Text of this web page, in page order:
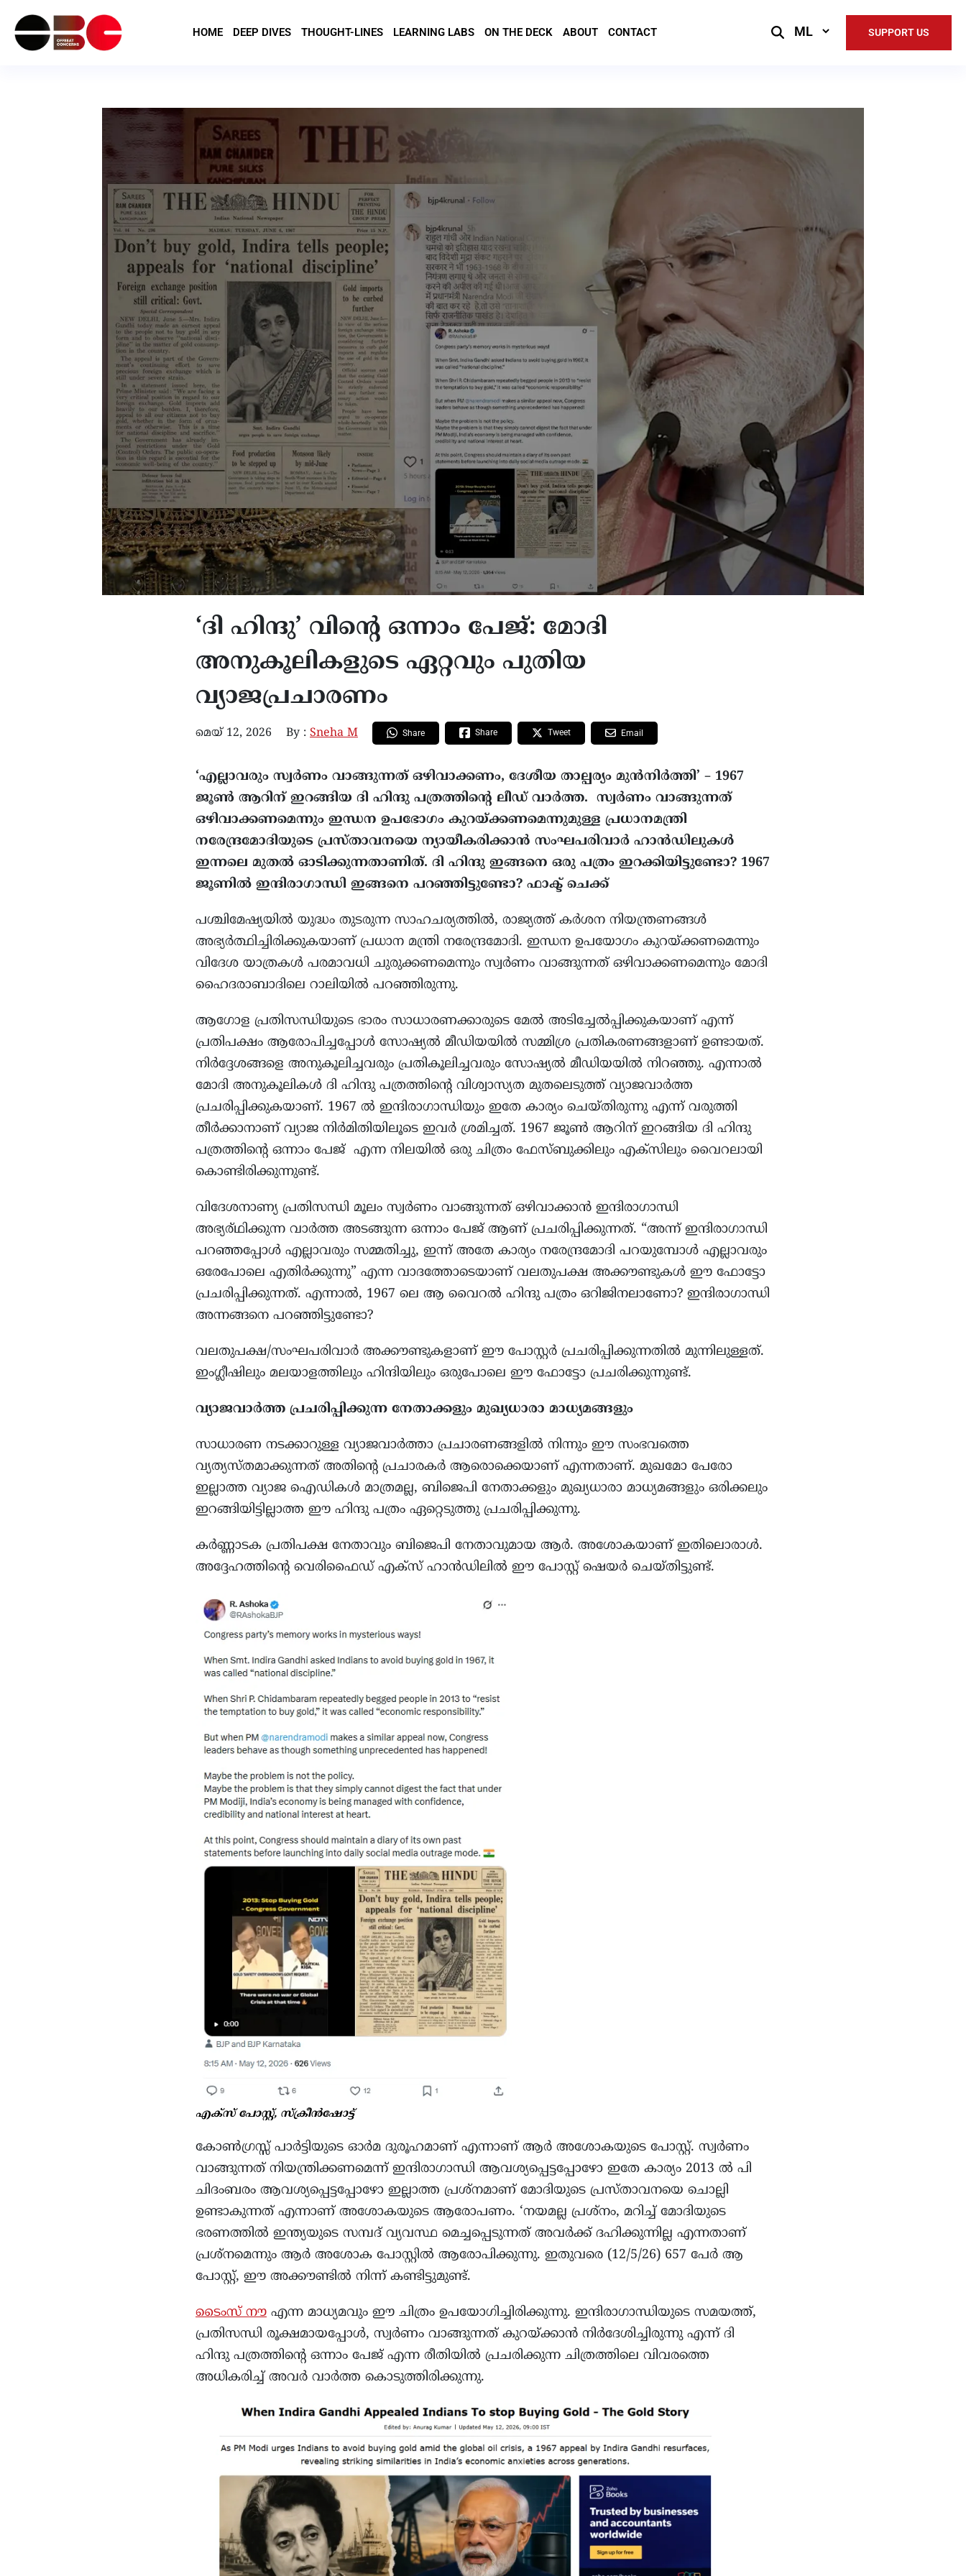
HOME DEEP DIVES THOUGHT-LINES LEARNING LABS ON THE DECK ABOUT CONTACT
Select
SUPPORT US
‘ദി ഹിന്ദു’ വിന്റെ ഒന്നാം പേജ്: മോദി
അനുകൂലികളുടെ ഏറ്റവും പുതിയ
വ്യാജപ്രചാരണം
മെയ്‌ 12, 2026 By : Sneha M Share Share Tweet Email
‘എല്ലാവരും സ്വർണം വാങ്ങുന്നത് ഒഴിവാക്കണം, ദേശീയ താല്പര്യം മുൻനിർത്തി’ – 1967
ജൂൺ ആറിന് ഇറങ്ങിയ ദി ഹിന്ദു പത്രത്തിന്റെ ലീഡ് വാർത്ത. സ്വർണം വാങ്ങുന്നത്
ഒഴിവാക്കണമെന്നും ഇന്ധന ഉപഭോഗം കുറയ്ക്കണമെന്നുമുള്ള പ്രധാനമന്ത്രി
നരേന്ദ്രമോദിയുടെ പ്രസ്താവനയെ ന്യായീകരിക്കാൻ സംഘപരിവാർ ഹാൻഡിലുകൾ
ഇന്നലെ മുതൽ ഓടിക്കുന്നതാണിത്. ദി ഹിന്ദു ഇങ്ങനെ ഒരു പത്രം ഇറക്കിയിട്ടുണ്ടോ? 1967
ജൂണിൽ ഇന്ദിരാഗാന്ധി ഇങ്ങനെ പറഞ്ഞിട്ടുണ്ടോ? ഫാക്ട് ചെക്ക്
പശ്ചിമേഷ്യയിൽ യുദ്ധം തുടരുന്ന സാഹചര്യത്തിൽ, രാജ്യത്ത് കർശന നിയന്ത്രണങ്ങൾ
അഭ്യർത്ഥിച്ചിരിക്കുകയാണ് പ്രധാന മന്ത്രി നരേന്ദ്രമോദി. ഇന്ധന ഉപയോഗം കുറയ്ക്കണമെന്നും
വിദേശ യാത്രകൾ പരമാവധി ചുരുക്കണമെന്നും സ്വർണം വാങ്ങുന്നത് ഒഴിവാക്കണമെന്നും മോദി
ഹൈദരാബാദിലെ റാലിയിൽ പറഞ്ഞിരുന്നു.
ആഗോള പ്രതിസന്ധിയുടെ ഭാരം സാധാരണക്കാരുടെ മേൽ അടിച്ചേൽപ്പിക്കുകയാണ് എന്ന്
പ്രതിപക്ഷം ആരോപിച്ചപ്പോൾ സോഷ്യൽ മീഡിയയിൽ സമ്മിശ്ര പ്രതികരണങ്ങളാണ് ഉണ്ടായത്.
നിർദ്ദേശങ്ങളെ അനുകൂലിച്ചവരും പ്രതികൂലിച്ചവരും സോഷ്യൽ മീഡിയയിൽ നിറഞ്ഞു. എന്നാൽ
മോദി അനുകൂലികൾ ദി ഹിന്ദു പത്രത്തിന്റെ വിശ്വാസ്യത മുതലെടുത്ത് വ്യാജവാർത്ത
പ്രചരിപ്പിക്കുകയാണ്. 1967 ൽ ഇന്ദിരാഗാന്ധിയും ഇതേ കാര്യം ചെയ്തിരുന്നു എന്ന് വരുത്തി
തീർക്കാനാണ് വ്യാജ നിർമിതിയിലൂടെ ഇവർ ശ്രമിച്ചത്. 1967 ജൂൺ ആറിന് ഇറങ്ങിയ ദി ഹിന്ദു
പത്രത്തിൻ്റെ ഒന്നാം പേജ് എന്ന നിലയിൽ ഒരു ചിത്രം ഫേസ്ബുക്കിലും എക്സിലും വൈറലായി
കൊണ്ടിരിക്കുന്നുണ്ട്.
വിദേശനാണ്യ പ്രതിസന്ധി മൂലം സ്വർണം വാങ്ങുന്നത് ഒഴിവാക്കാൻ ഇന്ദിരാഗാന്ധി
അഭ്യര്ഥിക്കുന്ന വാർത്ത അടങ്ങുന്ന ഒന്നാം പേജ് ആണ് പ്രചരിപ്പിക്കുന്നത്. “അന്ന് ഇന്ദിരാഗാന്ധി
പറഞ്ഞപ്പോൾ എല്ലാവരും സമ്മതിച്ചു, ഇന്ന് അതേ കാര്യം നരേന്ദ്രമോദി പറയുമ്പോൾ എല്ലാവരും
ഒരേപോലെ എതിർക്കുന്നു” എന്ന വാദത്തോടെയാണ് വലതുപക്ഷ അക്കൗണ്ടുകൾ ഈ ഫോട്ടോ
പ്രചരിപ്പിക്കുന്നത്. എന്നാൽ, 1967 ലെ ആ വൈറൽ ഹിന്ദു പത്രം ഒറിജിനലാണോ? ഇന്ദിരാഗാന്ധി
അന്നങ്ങനെ പറഞ്ഞിട്ടുണ്ടോ?
വലതുപക്ഷ/സംഘപരിവാർ അക്കൗണ്ടുകളാണ് ഈ പോസ്റ്റർ പ്രചരിപ്പിക്കുന്നതിൽ മുന്നിലുള്ളത്.
ഇംഗ്ലീഷിലും മലയാളത്തിലും ഹിന്ദിയിലും ഒരുപോലെ ഈ ഫോട്ടോ പ്രചരിക്കുന്നുണ്ട്.
വ്യാജവാർത്ത പ്രചരിപ്പിക്കുന്ന നേതാക്കളും മുഖ്യധാരാ മാധ്യമങ്ങളും
സാധാരണ നടക്കാറുള്ള വ്യാജവാർത്താ പ്രചാരണങ്ങളിൽ നിന്നും ഈ സംഭവത്തെ
വ്യത്യസ്തമാക്കുന്നത് അതിന്റെ പ്രചാരകർ ആരൊക്കെയാണ് എന്നതാണ്. മുഖമോ പേരോ
ഇല്ലാത്ത വ്യാജ ഐഡികൾ മാത്രമല്ല, ബിജെപി നേതാക്കളും മുഖ്യധാരാ മാധ്യമങ്ങളും ഒരിക്കലും
ഇറങ്ങിയിട്ടില്ലാത്ത ഈ ഹിന്ദു പത്രം ഏറ്റെടുത്തു പ്രചരിപ്പിക്കുന്നു.
കർണ്ണാടക പ്രതിപക്ഷ നേതാവും ബിജെപി നേതാവുമായ ആർ. അശോകയാണ് ഇതിലൊരാൾ.
അദ്ദേഹത്തിന്റെ വെരിഫൈഡ് എക്സ് ഹാൻഡിലിൽ ഈ പോസ്റ്റ് ഷെയർ ചെയ്തിട്ടുണ്ട്.
എക്സ് പോസ്റ്റ്, സ്ക്രീൻഷോട്ട്
കോൺഗ്രസ്സ് പാർട്ടിയുടെ ഓർമ ദുരൂഹമാണ് എന്നാണ് ആർ അശോകയുടെ പോസ്റ്റ്. സ്വർണം
വാങ്ങുന്നത് നിയന്ത്രിക്കണമെന്ന് ഇന്ദിരാഗാന്ധി ആവശ്യപ്പെട്ടപ്പോഴോ ഇതേ കാര്യം 2013 ൽ പി
ചിദംബരം ആവശ്യപ്പെട്ടപ്പോഴോ ഇല്ലാത്ത പ്രശ്നമാണ് മോദിയുടെ പ്രസ്താവനയെ ചൊല്ലി
ഉണ്ടാകുന്നത് എന്നാണ് അശോകയുടെ ആരോപണം. ‘നയമല്ല പ്രശ്നം, മറിച്ച് മോദിയുടെ
ഭരണത്തിൽ ഇന്ത്യയുടെ സമ്പദ് വ്യവസ്ഥ മെച്ചപ്പെടുന്നത് അവർക്ക് ദഹിക്കുന്നില്ല എന്നതാണ്
പ്രശ്നമെന്നും ആർ അശോക പോസ്റ്റിൽ ആരോപിക്കുന്നു. ഇതുവരെ (12/5/26) 657 പേർ ആ
പോസ്റ്റ്, ഈ അക്കൗണ്ടിൽ നിന്ന് കണ്ടിട്ടുമുണ്ട്.
ടൈംസ് നൗ എന്ന മാധ്യമവും ഈ ചിത്രം ഉപയോഗിച്ചിരിക്കുന്നു. ഇന്ദിരാഗാന്ധിയുടെ സമയത്ത്,
പ്രതിസന്ധി രൂക്ഷമായപ്പോൾ, സ്വർണം വാങ്ങുന്നത് കുറയ്ക്കാൻ നിർദേശിച്ചിരുന്നു എന്ന് ദി
ഹിന്ദു പത്രത്തിന്റെ ഒന്നാം പേജ് എന്ന രീതിയിൽ പ്രചരിക്കുന്ന ചിത്രത്തിലെ വിവരത്തെ
അധികരിച്ച് അവർ വാർത്ത കൊടുത്തിരിക്കുന്നു.